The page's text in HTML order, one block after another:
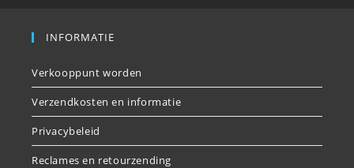
INFORMATIE
Verkooppunt worden
Verzendkosten en informatie
Privacybeleid
Reclames en retourzending